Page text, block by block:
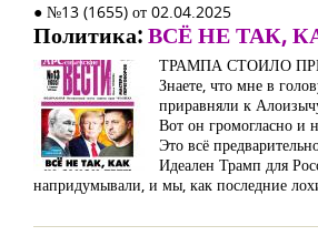
● №13 (1655) от 02.04.2025
Политика:ВСЁ НЕ ТАК,
ТРАМПА СТОИЛО
Знаете, что мне в
приравняли к
Вот он громогласно и
Это всё
Идеален Трамп для
напридумывали, и мы, как последние